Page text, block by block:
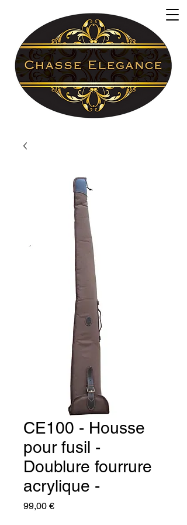
CE100 - Housse
pour fusil -
Doublure fourrure
acrylique -
99,00 €Prix